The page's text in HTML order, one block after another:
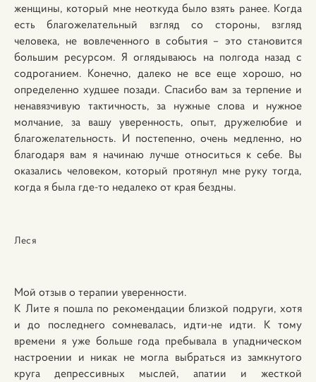
женщины, который мне неоткуда было взять ранее. Когда
есть благожелательный взгляд со стороны, взгляд
человека, не вовлеченного в события – это становится
большим ресурсом. Я оглядываюсь на полгода назад с
содроганием. Конечно, далеко не все еще хорошо, но
определенно худшее позади. Спасибо вам за терпение и
ненавязчивую тактичность, за нужные слова и нужное
молчание, за вашу уверенность, опыт, дружелюбие и
благожелательность. И постепенно, очень медленно, но
благодаря вам я начинаю лучше относиться к себе. Вы
оказались человеком, который протянул мне руку тогда,
когда я была где-то недалеко от края бездны.
Леся
Мой отзыв о терапии уверенности.
К Лите я пошла по рекомендации близкой подруги, хотя
и до последнего сомневалась, идти-не идти. К тому
времени я уже больше года пребывала в упадническом
настроении и никак не могла выбраться из замкнутого
круга депрессивных мыслей, апатии и жесткой